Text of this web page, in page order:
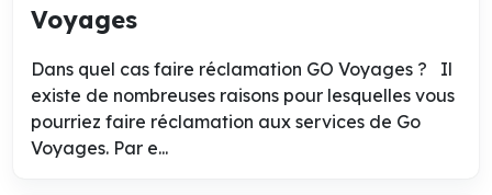
Voyages
Dans quel cas faire réclamation GO Voyages ? Il
existe de nombreuses raisons pour lesquelles vous
pourriez faire réclamation aux services de Go
Voyages. Par e...